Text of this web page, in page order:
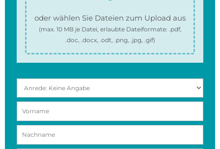
oder wählen Sie Dateien zum Upload aus
(max. 10 MBje Datei, erlaubte Dateiformate: .pdf,
.doc, .docx, .odt, .png, .jpg, .gif)